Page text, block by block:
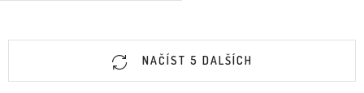
NAČÍST 5 DALŠÍCH